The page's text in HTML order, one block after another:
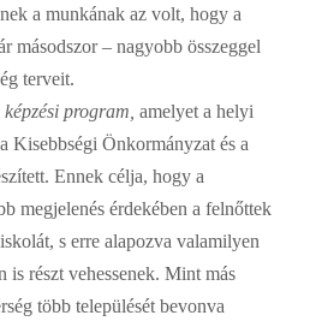
a munkának az volt, hogy a
másodszor – nagyobb összeggel
terveit.
képzési program, amelyet a helyi
Kisebbségi Önkormányzat és a
Ennek célja, hogy a
megjelenés érdekében a felnőttek
s erre alapozva valamilyen
is részt vehessenek. Mint más
több települését bevonva